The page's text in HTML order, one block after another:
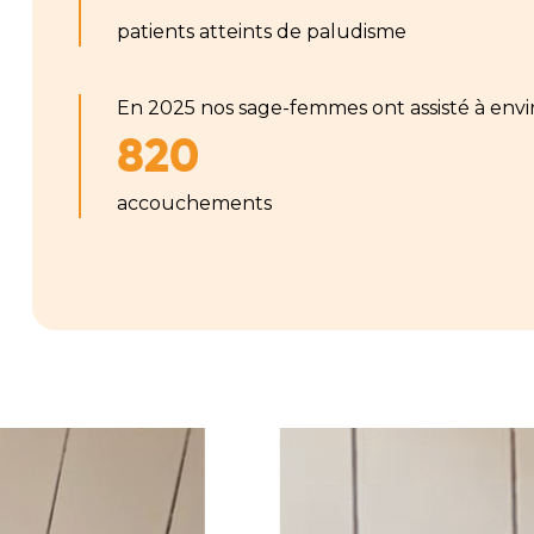
patients atteints de paludisme
En 2025 nos sage-femmes ont assisté à
820
accouchements